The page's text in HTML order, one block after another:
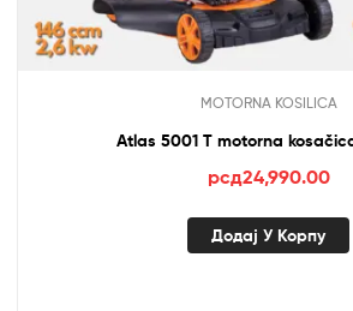
MOTORNA KOSILICA
Atlas 5001 T motorna
рсд24,990.00
Додај У Корпу